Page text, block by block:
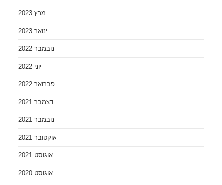
מרץ 2023
ינואר 2023
נובמבר 2022
יוני 2022
פברואר 2022
דצמבר 2021
נובמבר 2021
אוקטובר 2021
אוגוסט 2021
אוגוסט 2020